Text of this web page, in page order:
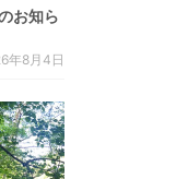
お知ら
年8月4日